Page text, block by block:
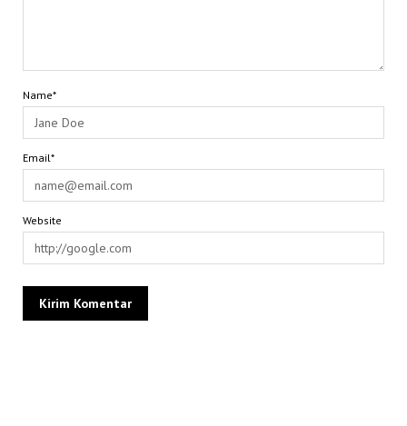
Name*
Email*
Website